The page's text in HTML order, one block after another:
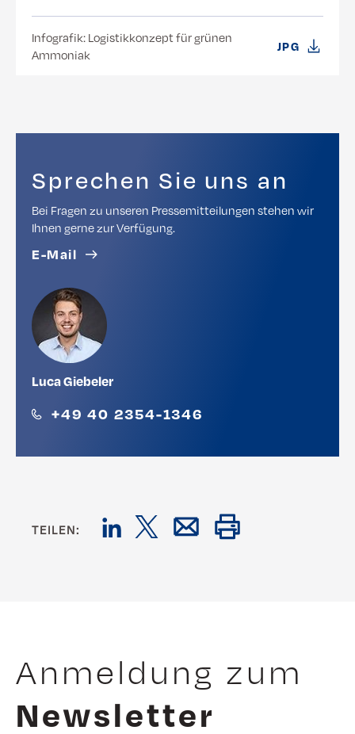
Infografik: Logistikkonzept für grünen
Ammoniak
JPG
Sprechen Sie uns an
Bei Fragen zu unseren Pressemitteilungen stehen wir
Ihnen gerne zur Verfügung.
E-Mail
Luca Giebeler
+49 40 2354-1346
TEILEN:
Anmeldung zum
Newsletter